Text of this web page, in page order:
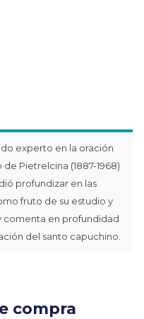
experto en la oración
Pietrelcina (1887-1968)
profundizar en las
fruto de su estudio y
comenta en profundidad
del santo capuchino.
compra